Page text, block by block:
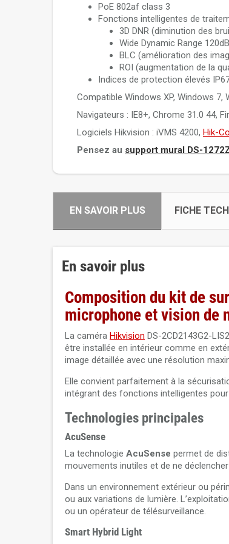
PoE 802af class 3
Fonctions intelligentes de
3D DNR (diminution des
Wide Dynamic Range
BLC (amélioration des
ROI (augmentation de la
Indices de protection élevés
Compatible Windows XP, Windows
Navigateurs : IE8+, Chrome 31.0 44,
Logiciels Hikvision : iVMS 4200, Hik-
Pensez au support mural DS-
EN SAVOIR PLUS FICHE
En savoir plus
Composition du kit de
microphone et vision de
La caméra Hikvision DS-2CD2143G2-
être installée en intérieur comme en
image détaillée avec une résolution
Elle convient parfaitement à la
intégrant des fonctions intelligentes
Technologies principales
AcuSense
La technologie AcuSense permet de
mouvements inutiles et de ne
Dans un environnement extérieur ou
ou aux variations de lumière.
ou un opérateur de télésurveillance.
Smart Hybrid Light